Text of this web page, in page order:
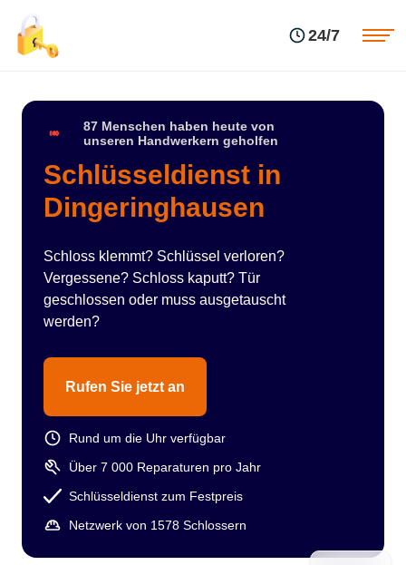
24/7
87 Menschen haben heute von
unseren Handwerkern geholfen
Schlüsseldienst in
Dingeringhausen
Schloss klemmt? Schlüssel verloren?
Vergessene? Schloss kaputt? Tür
geschlossen oder muss ausgetauscht
werden?
Rufen Sie jetzt an
Rund um die Uhr verfügbar
Über 7 000 Reparaturen pro Jahr
Schlüsseldienst zum Festpreis
Netzwerk von 1578 Schlossern